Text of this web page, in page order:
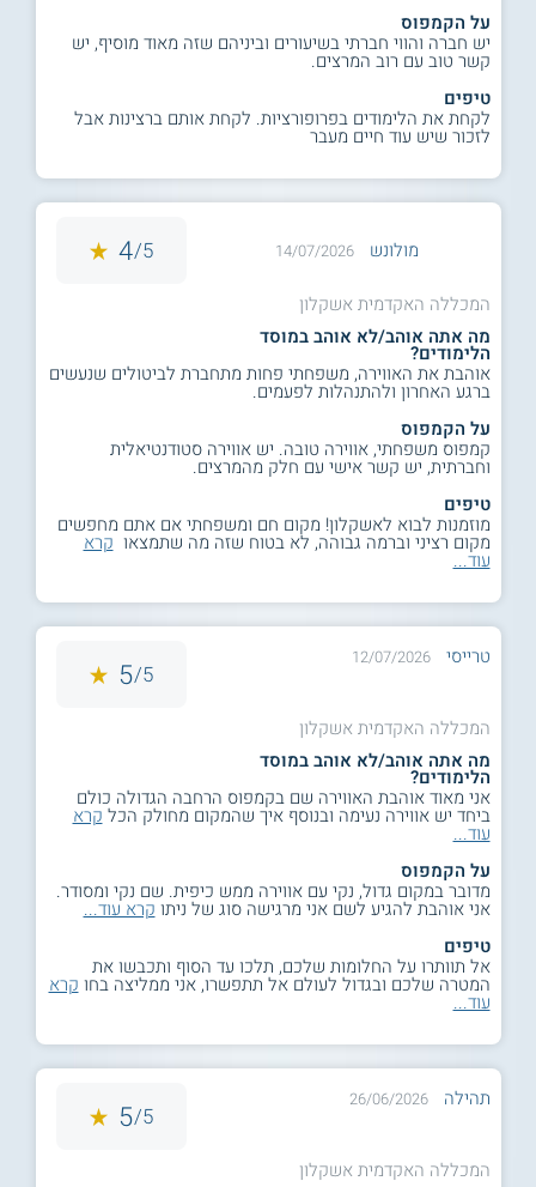
על הקמפוס
יש חברה והווי חברתי בשיעורים וביניהם שזה מאוד מוסיף, יש
קשר טוב עם רוב המרצים.
טיפים
לקחת את הלימודים בפרופורציות. לקחת אותם ברצינות אבל
לזכור שיש עוד חיים מעבר
מולונש 14/07/2026
5/
4
המכללה האקדמית אשקלון
מה אתה אוהב/לא אוהב במוסד
הלימודים?
אוהבת את האווירה, משפחתי פחות מתחברת לביטולים שנעשים
ברגע האחרון ולהתנהלות לפעמים.
על הקמפוס
קמפוס משפחתי, אווירה טובה. יש אווירה סטודנטיאלית
וחברתית, יש קשר אישי עם חלק מהמרצים.
טיפים
מוזמנות לבוא לאשקלון! מקום חם ומשפחתי אם אתם מחפשים
מקום רציני וברמה גבוהה, לא בטוח שזה מה שתמצאו קרא
עוד...
טרייסי 12/07/2026
5/
5
המכללה האקדמית אשקלון
מה אתה אוהב/לא אוהב במוסד
הלימודים?
אני מאוד אוהבת האווירה שם בקמפוס הרחבה הגדולה כולם
ביחד יש אווירה נעימה ובנוסף איך שהמקום מחולק הכל קרא
עוד...
על הקמפוס
מדובר במקום גדול, נקי עם אווירה ממש כיפית. שם נקי ומסודר.
אני אוהבת להגיע לשם אני מרגישה סוג של ניתו קרא עוד...
טיפים
אל תוותרו על החלומות שלכם, תלכו עד הסוף ותכבשו את
המטרה שלכם ובגדול לעולם אל תתפשרו, אני ממליצה בחו קרא
עוד...
תהילה 26/06/2026
5/
5
המכללה האקדמית אשקלון